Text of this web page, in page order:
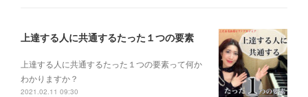
上達する人に共通するたった１つの要素
上達する人に共通するたった１つの要素って何か
わかりますか？
2021.02.11 09:30